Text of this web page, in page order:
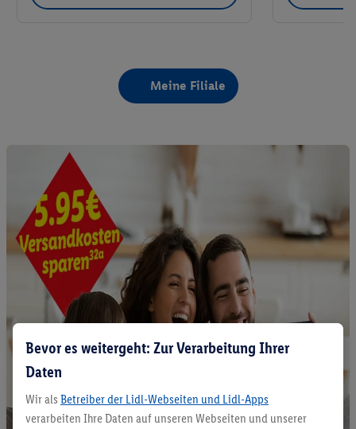
Meine Filiale
Bevor es weitergeht: Zur Verarbeitung Ihrer
Daten
Wir als Betreiber der Lidl-Webseiten und Lidl-Apps
verarbeiten Ihre Daten auf unseren Webseiten und unserer